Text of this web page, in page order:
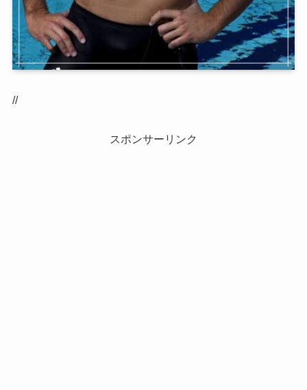
//
スポンサーリンク